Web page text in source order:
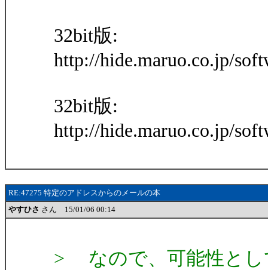
32bit版:
http://hide.maruo.co.jp/
32bit版:
http://hide.maruo.co.jp/
RE:47275 特定のアドレスからのメールの本
やすひさ さん 15/01/06 00:14
> なので、可能性とし